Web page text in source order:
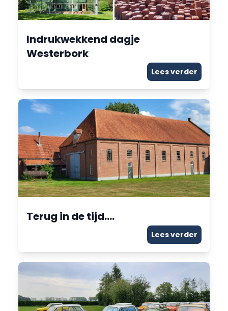
Indrukwekkend dagje
Westerbork
Lees verder
Terug in de tijd….
Lees verder